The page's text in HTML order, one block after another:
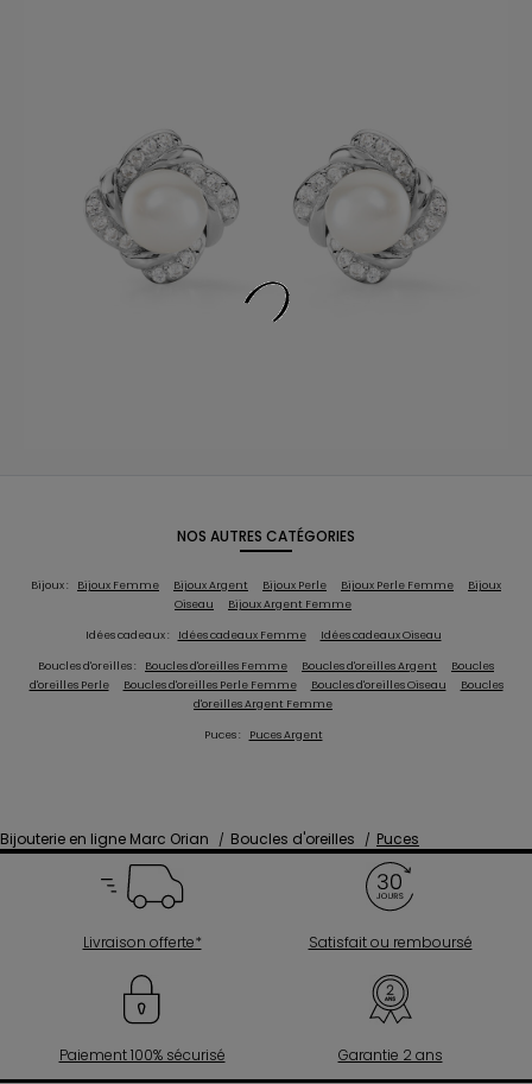
NOS AUTRES CATÉGORIES
Bijoux : Bijoux Femme Bijoux Argent Bijoux Perle Bijoux Perle Femme
Bijoux
Oiseau
Bijoux Argent Femme
Idées cadeaux : Idées cadeaux Femme Idées cadeaux Oiseau
Boucles d'oreilles : Boucles d'oreilles Femme Boucles d'oreilles Argent
Boucles
d'oreilles Perle
Boucles d'oreilles Perle Femme Boucles d'oreilles Oiseau
Boucles
d'oreilles Argent Femme
Puces : Puces Argent
Bijouterie en ligne Marc Orian Boucles d'oreilles Puces
Livraison offerte* Satisfait ou remboursé
Paiement 100% sécurisé Garantie 2 ans